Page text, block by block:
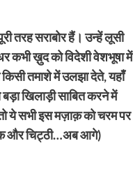
तरह सराबोर हैं। उन्हें लूसी
कभी ख़ुद को विदेशी वेशभूषा में
तमाशे में उलझा देते, यहाँ
खिलाड़ी साबित करने में
ये सभी इस मज़ाक़ को चरम पर
और चिट्ठी…अब आगे)